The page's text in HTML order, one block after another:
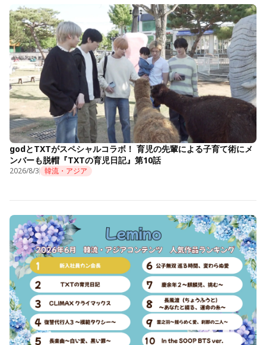
godとTXTがスペシャルコラボ！ 育児の先輩による子育て術にメ
ンバーも脱帽『TXTの育児日記』第10話
2026/8/3 韓流・アジア